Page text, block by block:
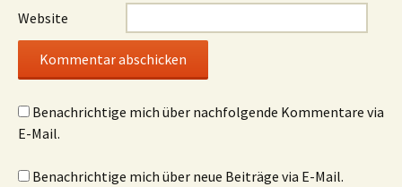
Website
Benachrichtige mich über nachfolgende Kommentare via
E-Mail.
Benachrichtige mich über neue Beiträge via E-Mail.